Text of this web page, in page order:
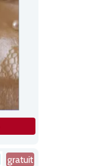
gratuit